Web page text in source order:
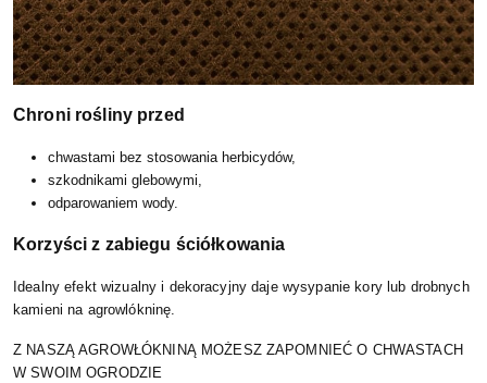
Chroni rośliny przed
chwastami bez stosowania herbicydów,
szkodnikami glebowymi,
odparowaniem wody.
Korzyści z zabiegu ściółkowania
Idealny efekt wizualny i dekoracyjny daje wysypanie kory lub drobnych
kamieni na agrowlókninę.
Z NASZĄ AGROWŁÓKNINĄ MOŻESZ ZAPOMNIEĆ O CHWASTACH
W SWOIM OGRODZIE